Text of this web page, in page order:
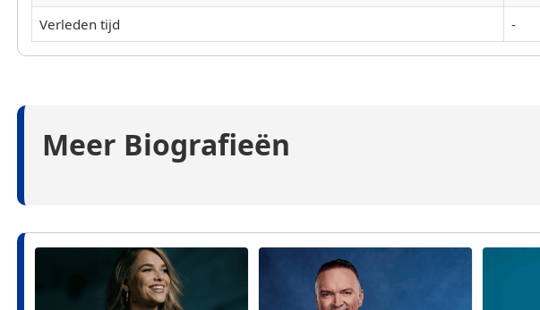
Verleden tijd
-
Meer Biografieën